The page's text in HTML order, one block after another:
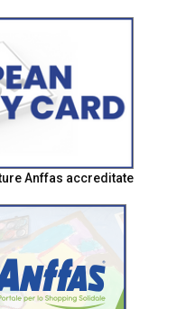
Anffas accreditate